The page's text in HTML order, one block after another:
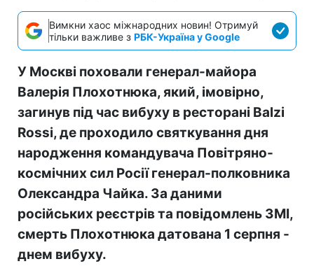
Вимкни хаос міжнародних новин! Отримуй
тільки важливе з РБК-Україна у Google
У Москві поховали генерал-майора
Валерія Плохотнюка, який, імовірно,
загинув під час вибуху в ресторані Balzi
Rossi, де проходило святкування дня
народження командувача Повітряно-
космічних сил Росії генерал-полковника
Олександра Чайка. За даними
російських реєстрів та повідомлень ЗМІ,
смерть Плохотнюка датована 1 серпня -
днем вибуху.